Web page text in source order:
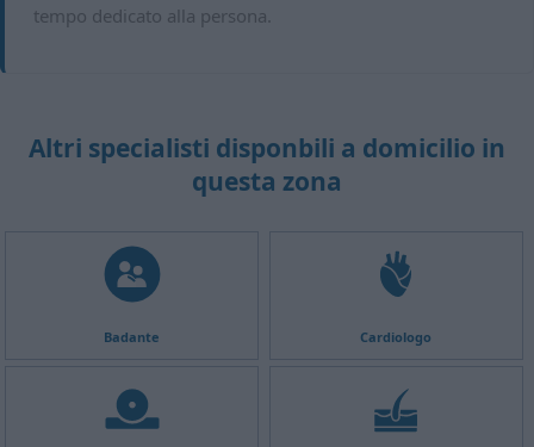
tempo dedicato alla persona.
Altri specialisti disponbili a domicilio in
questa zona
Badante Cardiologo